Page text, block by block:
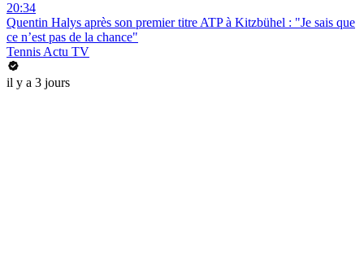
20:34
Quentin Halys après son premier titre ATP à Kitzbühel : "Je sais que
ce n’est pas de la chance"
Tennis Actu TV
il y a 3 jours